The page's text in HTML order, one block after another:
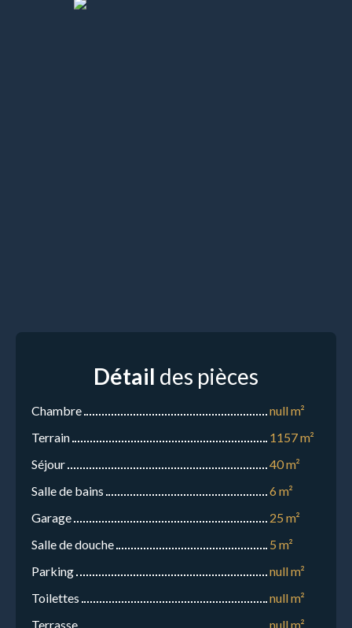
Détail des pièces
Chambre
null m²
Terrain
1157 m²
Séjour
40 m²
Salle de bains
6 m²
Garage
25 m²
Salle de douche
5 m²
Parking
null m²
Toilettes
null m²
Terrasse
null m²